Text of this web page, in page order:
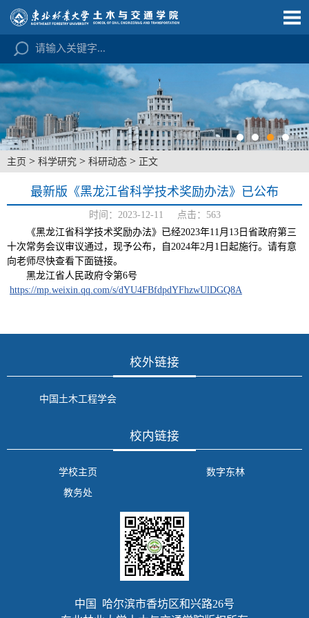
主页 > 科学研究 > 科研动态 > 正文
最新版《黑龙江省科学技术奖励办法》已公布
时间：2023-12-11 点击： 563
《黑龙江省科学技术奖励办法》已经2023年11月13日省政府第三
十次常务会议审议通过，现予公布，自2024年2月1日起施行。请有意
向老师尽快查看下面链接。
黑龙江省人民政府令第6号
https://mp.weixin.qq.com/s/dYU4FBfdpdYFhzwUlDGQ8A
校外链接
中国土木工程学会
校内链接
学校主页
数字东林
教务处
中国 哈尔滨市香坊区和兴路26号